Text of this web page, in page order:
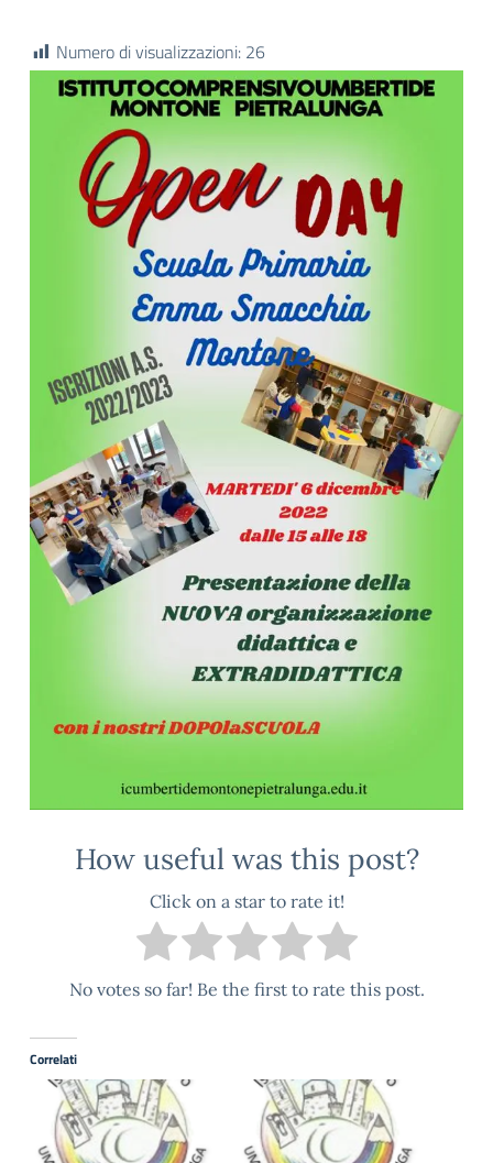
Numero di visualizzazioni: 26
How useful was this post?
Click on a star to rate it!
No votes so far! Be the first to rate this post.
Correlati